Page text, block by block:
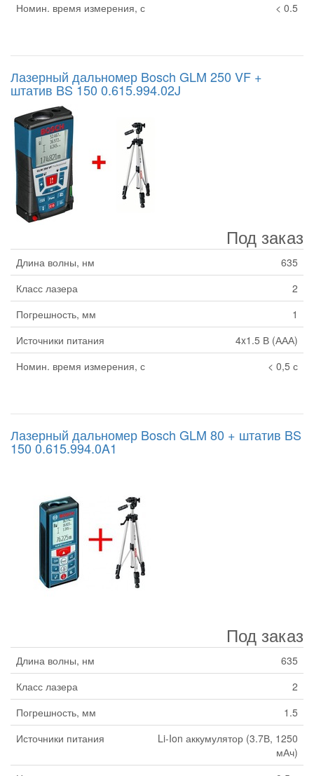
Номин. время измерения, с
< 0.5
Лазерный дальномер Bosch GLM 250 VF +
штатив BS 150 0.615.994.02J
Под заказ
Длина волны, нм
635
Класс лазера
2
Погрешность, мм
1
Источники питания
4x1.5 В (ААА)
Номин. время измерения, с
< 0,5 с
Лазерный дальномер Bosch GLM 80 + штатив BS
150 0.615.994.0A1
Под заказ
Длина волны, нм
635
Класс лазера
2
Погрешность, мм
1.5
Источники питания
Li-Ion аккумулятор (3.7В, 1250
мАч)